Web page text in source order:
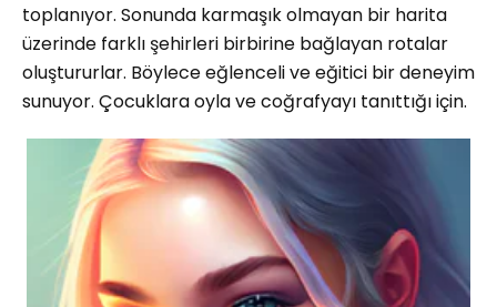
toplanıyor. Sonunda karmaşık olmayan bir harita
üzerinde farklı şehirleri birbirine bağlayan rotalar
oluştururlar. Böylece eğlenceli ve eğitici bir deneyim
sunuyor. Çocuklara oyla ve coğrafyayı tanıttığı için.